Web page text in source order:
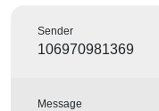
Sender
106970981369
Message